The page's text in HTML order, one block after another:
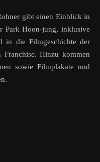
gibt einen Einblick in
Park Hoon-jung, inklusive
in die Filmgeschichte der
Hinzu kommen
sowie Filmplakate und